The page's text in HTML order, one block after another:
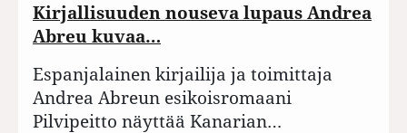
Kirjallisuuden nouseva lupaus Andrea
Abreu kuvaa…
Espanjalainen kirjailija ja toimittaja
Andrea Abreun esikoisromaani
Pilvipeitto näyttää Kanarian…